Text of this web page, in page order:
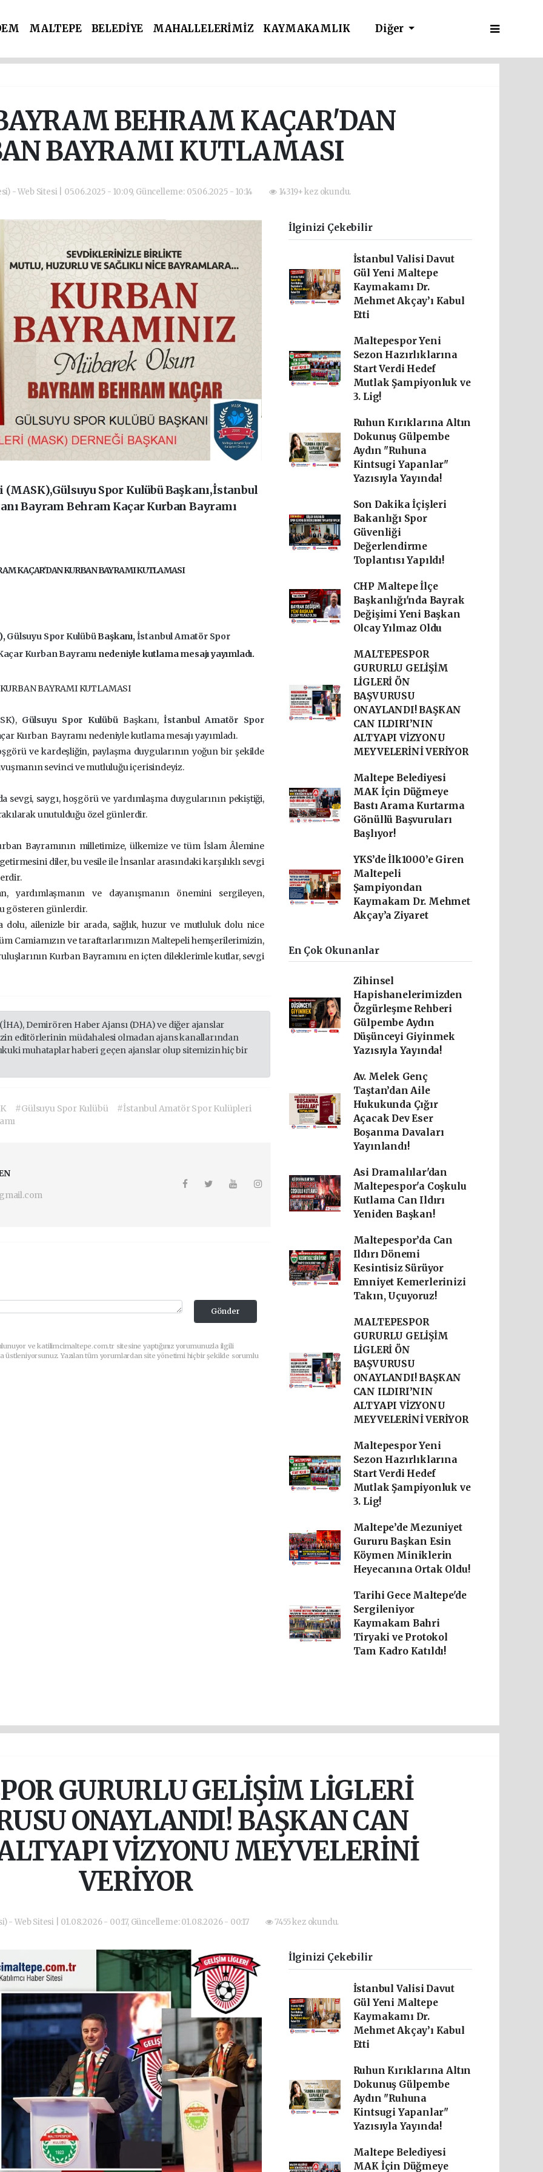
MALTEPE BELEDİYE MAHALLELERİMİZ
KAYMAKAMLIK
Diğer
BEHRAM KAÇAR'DAN
BAYRAMI KUTLAMASI
- Web Sitesi | 05.06.2025 - 10:09, Güncelleme: 05.06.2025 - 10:14 14319+ kez okundu.
Spor Kulübü Başkanı,İstanbul
Bayram Behram Kaçar Kurban Bayramı
KAÇAR'DAN KURBAN BAYRAMI KUTLAMASI
Gülsuyu Spor Kulübü Başkanı, İstanbul Amatör Spor
Kurban Bayramı nedeniyle kutlama mesajı yayımladı.
BAYRAMI KUTLAMASI
Gülsuyu Spor KulübüBaşkanı,İstanbul Amatör Spor
Kurban Bayramı nedeniyle kutlama mesajı yayımladı.
ve kardeşliğin, paylaşma duygularının yoğun bir şekilde
sevinci ve mutluluğu içerisindeyiz.
sevgi, saygı, hoşgörü ve yardımlaşma duygularının pekiştiği,
unutulduğu özel günlerdir.
Bayramının milletimize, ülkemize ve tüm İslam Âlemine
diler, bu vesile ileİnsanlar arasındaki karşılıklı sevgi
yardımlaşmanın ve dayanışmanın önemini sergileyen,
gösteren günlerdir.
dolu, ailenizle bir arada, sağlık, huzur ve mutluluk dolu nice
Camiamızın ve taraftarlarımızın Maltepelihemşerilerimizin,
Kurban Bayramını en içten dileklerimle kutlar, sevgi
Demirören Haber Ajansı (DHA) ve diğer ajanslar
editörlerinin müdahalesi olmadan ajans kanallarından
muhataplar haberi geçen ajanslar olup sitemizin hiç bir
#Gülsuyu Spor Kulübü
#İstanbul Amatör Spor Kulüpleri
Gönder
ve katilimcimaltepe.com.tr sitesine yaptığınız yorumunuzla ilgili
üstleniyorsunuz. Yazılan tüm yorumlardan site yönetimi hiçbir şekilde sorumlu
İlginizi Çekebilir
İstanbul Valisi Davut
Gül Yeni Maltepe
Kaymakamı Dr.
Mehmet Akçay’ı Kabul
Etti
Maltepespor Yeni
Sezon Hazırlıklarına
Start Verdi Hedef
Mutlak Şampiyonluk ve
3. Lig!
Ruhun Kırıklarına Altın
Dokunuş Gülpembe
Aydın "Ruhuna
Kintsugi Yapanlar"
Yazısıyla Yayında!
Son Dakika İçişleri
Bakanlığı Spor
Güvenliği
Değerlendirme
Toplantısı Yapıldı!
CHP Maltepe İlçe
Başkanlığı'nda Bayrak
Değişimi Yeni Başkan
Olcay Yılmaz Oldu
MALTEPESPOR
GURURLU GELİŞİM
LİGLERİ ÖN
BAŞVURUSU
ONAYLANDI! BAŞKAN
CAN ILDIRI’NIN
ALTYAPI VİZYONU
MEYVELERİNİ VERİYOR
Maltepe Belediyesi
MAK İçin Düğmeye
Bastı Arama Kurtarma
Gönüllü Başvuruları
Başlıyor!
YKS’de İlk1000’e Giren
Maltepeli
Şampiyondan
Kaymakam Dr. Mehmet
Akçay’a Ziyaret
En Çok Okunanlar
Zihinsel
Hapishanelerimizden
Özgürleşme Rehberi
Gülpembe Aydın
Düşünceyi Giyinmek
Yazısıyla Yayında!
Av. Melek Genç
Taştan’dan Aile
Hukukunda Çığır
Açacak Dev Eser
Boşanma Davaları
Yayınlandı!
Asi Dramalılar'dan
Maltepespor'a Coşkulu
Kutlama Can Ildırı
Yeniden Başkan!
Maltepespor’da Can
Ildırı Dönemi
Kesintisiz Sürüyor
Emniyet Kemerlerinizi
Takın, Uçuyoruz!
MALTEPESPOR
GURURLU GELİŞİM
LİGLERİ ÖN
BAŞVURUSU
ONAYLANDI! BAŞKAN
CAN ILDIRI’NIN
ALTYAPI VİZYONU
MEYVELERİNİ VERİYOR
Maltepespor Yeni
Sezon Hazırlıklarına
Start Verdi Hedef
Mutlak Şampiyonluk ve
3. Lig!
Maltepe’de Mezuniyet
Gururu Başkan Esin
Köymen Miniklerin
Heyecanına Ortak Oldu!
Tarihi Gece Maltepe'de
Sergileniyor
Kaymakam Bahri
Tiryaki ve Protokol
Tam Kadro Katıldı!
GURURLU GELİŞİM LİGLERİ
ONAYLANDI! BAŞKAN CAN
VİZYONU MEYVELERİNİ
VERİYOR
- Web Sitesi | 01.08.2026 - 00:17, Güncelleme: 01.08.2026 - 00:17 7455 kez okundu.
İlginizi Çekebilir
İstanbul Valisi Davut
Gül Yeni Maltepe
Kaymakamı Dr.
Mehmet Akçay’ı Kabul
Etti
Ruhun Kırıklarına Altın
Dokunuş Gülpembe
Aydın "Ruhuna
Kintsugi Yapanlar"
Yazısıyla Yayında!
Maltepe Belediyesi
MAK İçin Düğmeye